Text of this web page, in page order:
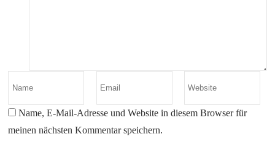
Name, E-Mail-Adresse und Website in diesem Browser für
meinen nächsten Kommentar speichern.